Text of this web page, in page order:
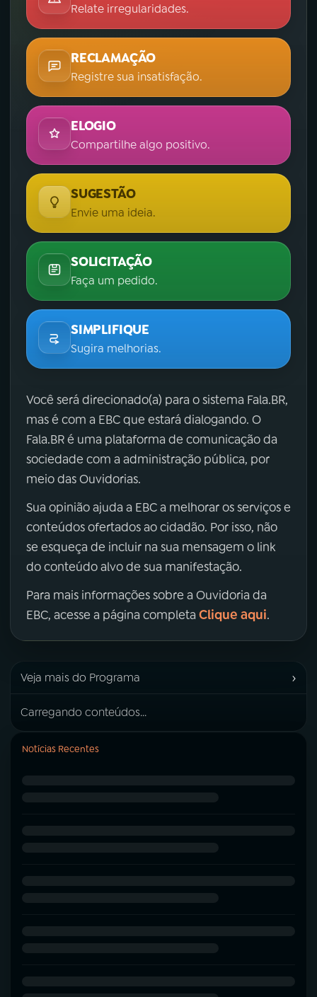
Relate irregularidades.
RECLAMAÇÃO
Registre sua insatisfação.
ELOGIO
Compartilhe algo positivo.
SUGESTÃO
Envie uma ideia.
SOLICITAÇÃO
Faça um pedido.
SIMPLIFIQUE
Sugira melhorias.
Você será direcionado(a) para o sistema Fala.BR,
mas é com a EBC que estará dialogando. O
Fala.BR é uma plataforma de comunicação da
sociedade com a administração pública, por
meio das Ouvidorias.
Sua opinião ajuda a EBC a melhorar os serviços e
conteúdos ofertados ao cidadão. Por isso, não
se esqueça de incluir na sua mensagem o link
do conteúdo alvo de sua manifestação.
Para mais informações sobre a Ouvidoria da
EBC, acesse a página completa Clique aqui.
Veja mais do Programa ›
Carregando conteúdos...
Notícias Recentes